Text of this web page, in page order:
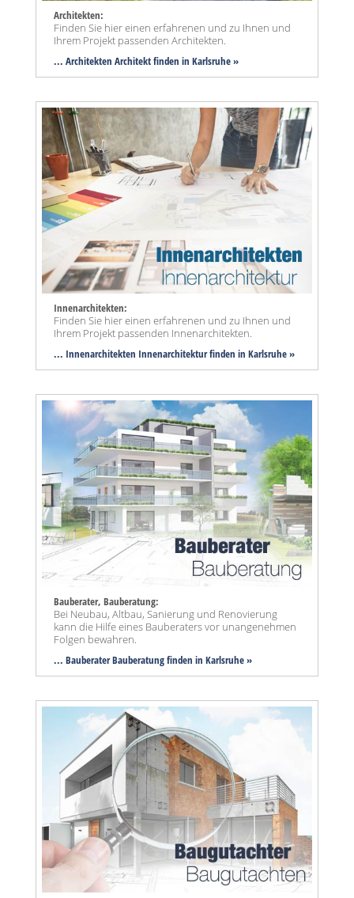
Architekten:
Finden Sie hier einen erfahrenen und zu Ihnen und
Ihrem Projekt passenden Architekten.
... Architekten Architekt finden in Karlsruhe »
Innenarchitekten:
Finden Sie hier einen erfahrenen und zu Ihnen und
Ihrem Projekt passenden Innenarchitekten.
... Innenarchitekten Innenarchitektur finden in Karlsruhe »
Bauberater, Bauberatung:
Bei Neubau, Altbau, Sanierung und Renovierung
kann die Hilfe eines Bauberaters vor unangenehmen
Folgen bewahren.
... Bauberater Bauberatung finden in Karlsruhe »